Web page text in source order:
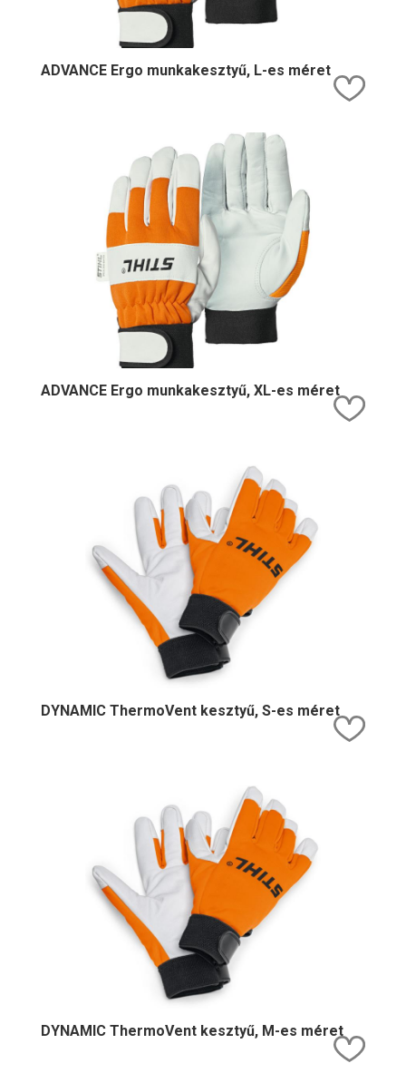
ADVANCE Ergo munkakesztyű, L-es méret
ADVANCE Ergo munkakesztyű, XL-es méret
DYNAMIC ThermoVent kesztyű, S-es méret
DYNAMIC ThermoVent kesztyű, M-es méret